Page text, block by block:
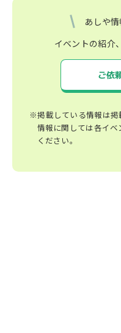
あしや
イベントの紹介
ご依
※掲載している情報は掲
情報に関しては各イ
ください。